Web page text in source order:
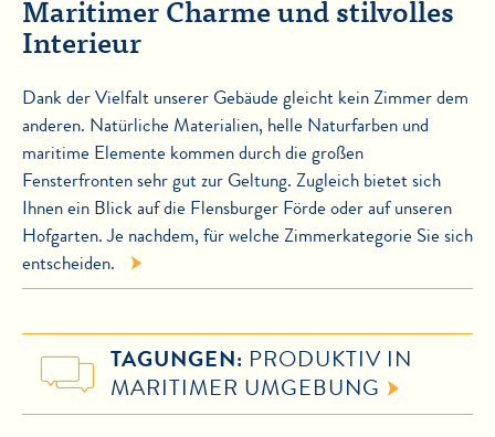
Maritimer Charme und stilvolles
Interieur
Dank der Vielfalt unserer Gebäude gleicht kein Zimmer dem
anderen. Natürliche Materialien, helle Naturfarben und
maritime Elemente kommen durch die großen
Fensterfronten sehr gut zur Geltung. Zugleich bietet sich
Ihnen ein Blick auf die Flensburger Förde oder auf unseren
Hofgarten. Je nachdem, für welche Zimmerkategorie Sie sich
entscheiden.
TAGUNGEN: PRODUKTIV IN
MARITIMER UMGEBUNG